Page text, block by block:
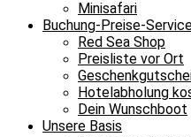
Minisafari
Buchung-Preise-
Red Sea Shop
Preisliste vor Ort
Hotelabholung
Dein Wunschboot
Unsere Basis